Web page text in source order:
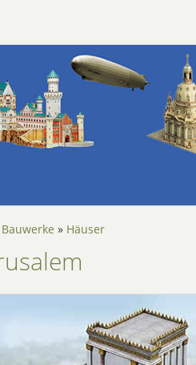
Bauwerke » Häuser